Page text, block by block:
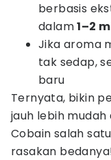
berbasis
dalam1–2
Jika aroma
tak sedap,
baru
Ternyata, bikin
jauh lebih mudah
Cobain salah
rasakan